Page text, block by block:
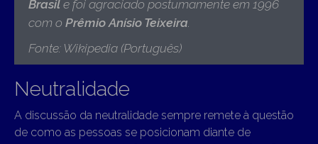
Brasil e foi agraciado postumamente em 1996
com o Prêmio Anísio Teixeira
Fonte: Wikipedia (Português)
Neutralidade
A discussão da neutralidade sempre remete à questão
de como as pessoas se posicionam diante de